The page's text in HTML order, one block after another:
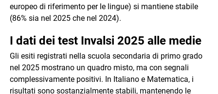
europeo di riferimento per le lingue) si mantiene stabile
(86% sia nel 2025 che nel 2024).
I dati dei test Invalsi 2025 alle medie
Gli esiti registrati nella scuola secondaria di primo grado
nel 2025 mostrano un quadro misto, ma con segnali
complessivamente positivi. In Italiano e Matematica, i
risultati sono sostanzialmente stabili, mantenendo le